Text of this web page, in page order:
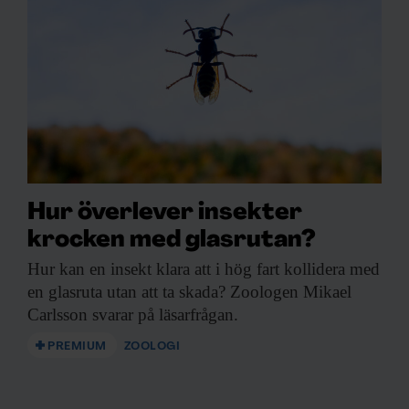
Hur överlever insekter
krocken med glasrutan?
Hur kan en insekt klara att i hög fart kollidera med
en glasruta utan att ta skada? Zoologen Mikael
Carlsson svarar på läsarfrågan.
PREMIUM ZOOLOGI